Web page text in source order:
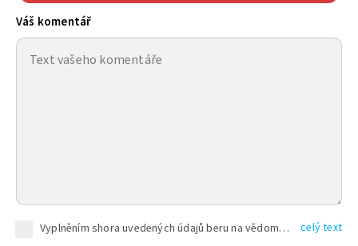
Váš komentář
Vyplněním shora uvedených údajů beru na vědomí, že společnost TEXT FACTORY s.r.o., sídlem Brno, Durďákova 336/29, Černá Pole, PSČ: 613 00, IČ: 06157831, zapsané u Krajského soudu v Brně, oddíl C, vložka 100399, bude zpracovávat mé osobní údaje uvedené v rámci mnou vyplněného registračního formuláře na základě oprávněných zájmů TEXT FACTORY s.r.o. dle čl. 6 odst. 1 písm. f) GDPR a pro splnění právních povinností (čl. 6 odst. 1 písm. c) GDPR), a to pro tyto účely: nezbytnost zajistit oprávnění návštěvníka webových stránek provozovaných společností TEXT FACTORY s.r.o. přispívat aktivně ke zveřejněným článkům nebo v rámci diskusních fór a výkon práv TEXT FACTORY s.r.o. jako administrátora těchto diskusních fór. Více informací o zpracování osobních údajů a právech lze nalézt v celý text